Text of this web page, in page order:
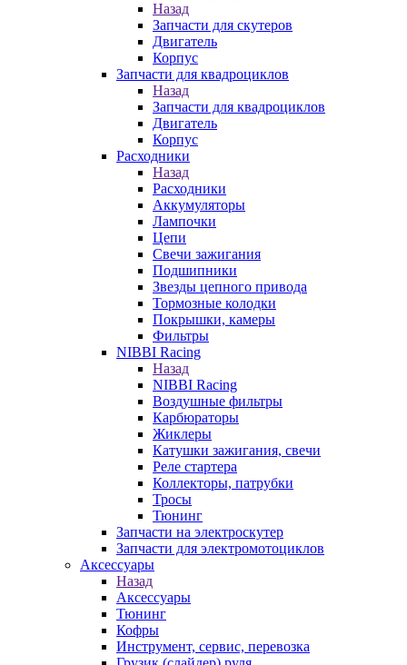
Назад
Запчасти для скутеров
Двигатель
Корпус
Запчасти для квадроциклов
Назад
Запчасти для квадроциклов
Двигатель
Корпус
Расходники
Назад
Расходники
Аккумуляторы
Лампочки
Цепи
Свечи зажигания
Подшипники
Звезды цепного привода
Тормозные колодки
Покрышки, камеры
Фильтры
NIBBI Racing
Назад
NIBBI Racing
Воздушные фильтры
Карбюраторы
Жиклеры
Катушки зажигания, свечи
Реле стартера
Коллекторы, патрубки
Тросы
Тюнинг
Запчасти на электроскутер
Запчасти для электромотоциклов
Аксессуары
Назад
Аксессуары
Тюнинг
Кофры
Инструмент, сервис, перевозка